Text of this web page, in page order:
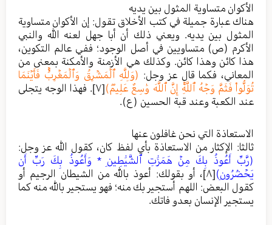
الأكوان متساوية المثول بين يديه
هناك عبارة جميلة في كتب الأخلاق تقول: إن الأكوان متساوية
المثول بين يديه. ويعني ذلك أن أبا جهل لعنه الله والنبي
الأكرم (ص) متساويين في أصل الوجود؛ ففي عالم التكوين،
هذا كائن وهذا كائن. وكذلك هي الأزمنة والأمكنة بمعنى من
المعاني، فكما قال عز وجل: (وَلِلَّهِ ٱلۡمَشۡرِقُ وَٱلۡمَغۡرِبُۚ فَأَيۡنَمَا
تُوَلُّواْ فَثَمَّ وَجۡهُ ٱللَّهِۚ إِنَّ ٱللَّهَ وَٰسِعٌ عَلِيمࣱ)[٧]
. فهذا الوجه يتجلى
عند الكعبة وعند قبة الحسين (ع).
الاستعاذة التي نحن غافلون عنها
ثالثا: الإكثار من الاستعاذة بأي لفظ كان، كقول الله عز وجل:
(رَّبِّ أَعُوذُ بِكَ مِنۡ هَمَزَٰتِ ٱلشَّيَٰطِينِ * وَأَعُوذُ بِكَ رَبِّ أَن
يَحۡضُرُونِ)[٨]
، أو بقولك: أعوذ بالله من الشيطان الرجيم أو
كقول البعض: اللهم أستجير بك منه؛ فهو يستجير بالله منه كما
يستجير الإنسان بعدو فاتك.